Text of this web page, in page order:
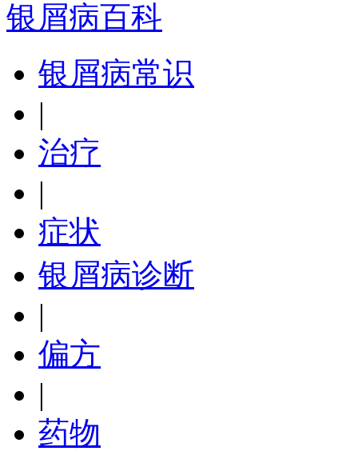
银屑病百科
银屑病常识
|
治疗
|
症状
银屑病诊断
|
偏方
|
药物